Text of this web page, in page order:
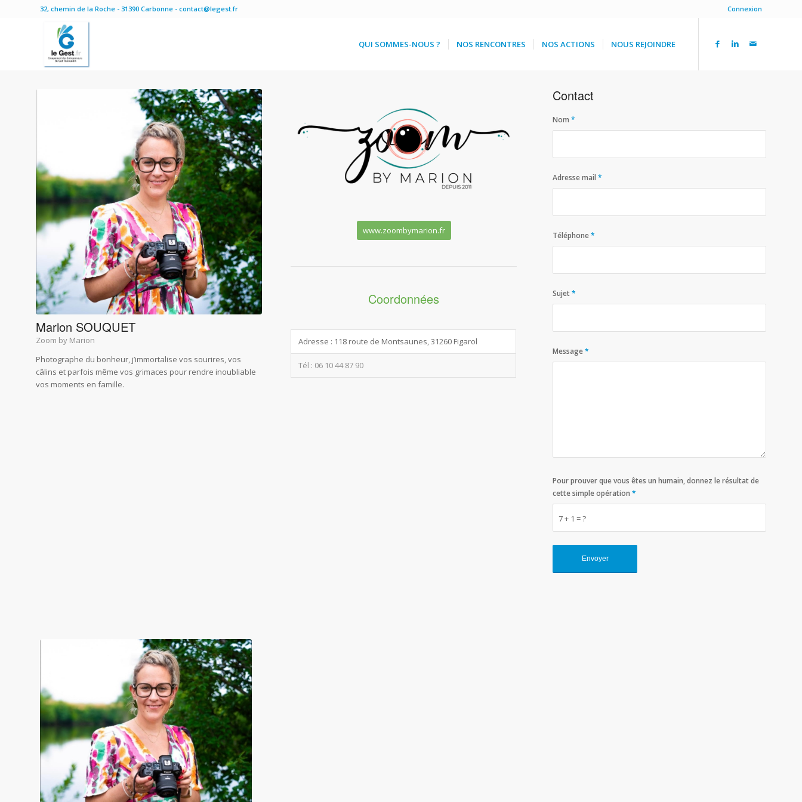
Connexion
32, chemin de la Roche - 31390 Carbonne - contact@legest.fr
QUI SOMMES-NOUS ? NOS RENCONTRES NOS ACTIONS NOUS REJOINDRE
Marion SOUQUET
Zoom by Marion
Photographe du bonheur, j’immortalise vos sourires, vos
câlins et parfois même vos grimaces pour rendre inoubliable
vos moments en famille.
www.zoombymarion.fr
Coordonnées
Adresse : 118 route de Montsaunes, 31260 Figarol
Tél : 06 10 44 87 90
Contact
Nom *
Adresse mail *
Téléphone*
Sujet*
Message*
7 + 1 = ?
Pour prouver que vous êtes un humain, donnez le résultat de
cette simple opération *